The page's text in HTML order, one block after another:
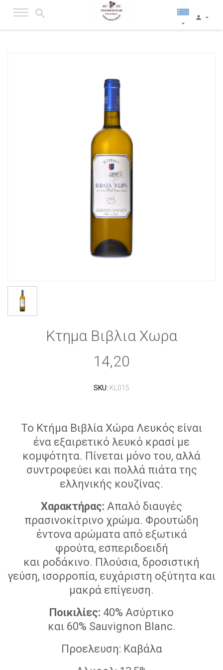
Κτημα Βιβλια Χωρα
14,20
SKU: KL015
Το Κτήμα Βιβλία Χώρα Λευκός είναι
ένα εξαιρετικό λευκό κρασί με
κομψότητα. Πίνεται μόνο του, αλλά
συντροφεύει και πολλά πιάτα της
ελληνικής κουζίνας.
Χαρακτήρας: Απαλό διαυγές
πρασινοκίτρινο χρώμα. Φρουτώδη
έντονα αρώματα από εξωτικά
φρούτα, εσπεριδοειδή
και ροδάκινο. Πλούσια, δροσιστική
γεύση, ισορροπία, ευχάριστη οξύτητα και
μακρά επίγευση.
Ποικιλίες: 40% Ασύρτικο
και 60% Sauvignon Blanc.
Προελευση: Καβάλα